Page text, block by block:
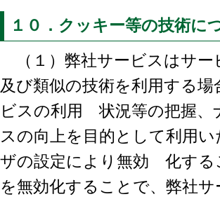
１０．クッキー等の技術に
（１）弊社サービスはサー
及び類似の技術を利用する
ビスの利用 状況等の把握、
スの向上を目的として利用
ザの設定により無効 化する
を無効化することで、弊社